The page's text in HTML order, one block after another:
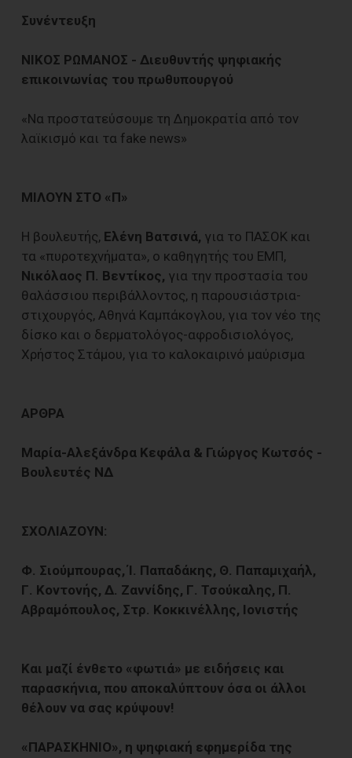
Συνέντευξη
ΝΙΚΟΣ ΡΩΜΑΝΟΣ - Διευθυντής ψηφιακής
επικοινωνίας του πρωθυπουργού
«Να προστατεύσουμε τη Δημοκρατία από τον
λαϊκισμό και τα fake news»
ΜΙΛΟΥΝ ΣΤΟ «Π»
Η βουλευτής, Ελένη Βατσινά, για το ΠΑΣΟΚ και
τα «πυροτεχνήματα», ο καθηγητής του ΕΜΠ,
Νικόλαος Π. Βεντίκος, για την προστασία του
θαλάσσιου περιβάλλοντος, η παρουσιάστρια-
στιχουργός, Αθηνά Καμπάκογλου, για τον νέο της
δίσκο και ο δερματολόγος-αφροδισιολόγος,
Χρήστος Στάμου, για το καλοκαιρινό μαύρισμα
ΑΡΘΡΑ
Μαρία-Αλεξάνδρα Κεφάλα & Γιώργος Κωτσός -
Βουλευτές ΝΔ
ΣΧΟΛΙΑΖΟΥΝ:
Φ. Σιούμπουρας, Ί. Παπαδάκης, Θ. Παπαμιχαήλ,
Γ. Κοντονής, Δ. Ζαννίδης, Γ. Τσούκαλης, Π.
Αβραμόπουλος, Στρ. Κοκκινέλλης, Ιονιστής
Και μαζί ένθετο «φωτιά» με ειδήσεις και
παρασκήνια, που αποκαλύπτουν όσα οι άλλοι
θέλουν να σας κρύψουν!
«ΠΑΡΑΣΚΗΝΙΟ», η ψηφιακή εφημερίδα της